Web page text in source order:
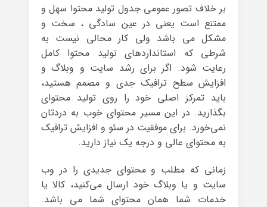
بر خلاف تصور عمومی جدول تولید محتوا سهل و
ممتنع است یعنی در عین سادگی ، سخت و
مشکل می باشد ولی کار محالی نیست به
شرطی که استانداردهای تولید محتوا کامل
رعایت شود. اگر برای رشد سایت و وبلاگ و
افزایش سطح ترافیک جدی و مصمم هستید،
باید تمرکز اصلی خود را روی تولید محتوای
بگذارید. در این مسیر محتوای خوب به دردتان
نمی‌خورد. برای موفقیت در سئو و افزایش ترافیک
به محتوای عالی و درجه یک نیاز دارید.
زمانی که مطلب و محتوای جدیدی را در وب
سایت و یا وبلاگ خود ارسال می‌کنید، کالا یا
خدمات شما همان محتوای شما می باشد.